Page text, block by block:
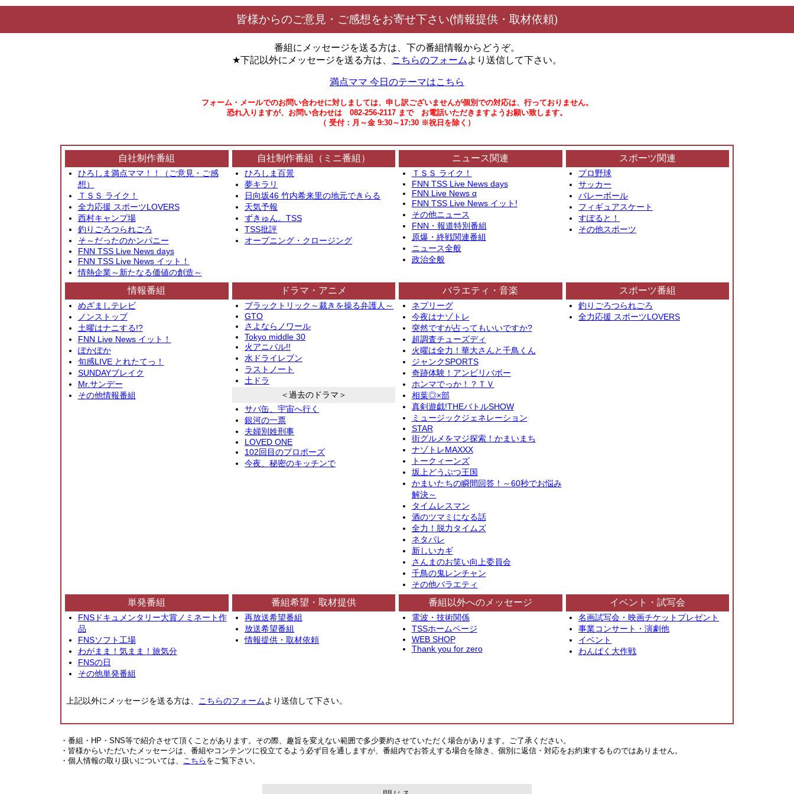
皆様からのご意見・ご感想をお寄せ下さい(情報提供・取材依頼)
番組にメッセージを送る方は、下の番組情報からどうぞ。
★下記以外にメッセージを送る方は、
こちらのフォーム より送信して下さい。
満点ママ 今日のテーマはこちら
フォーム・メールでのお問い合わせに対しましては、申し訳ございませんが個別での対応は、行っておりません。
恐れ入りますが、お問い合わせは 082-256-2117 まで お電話いただきますようお願い致します。
（ 受付：月～金 9:30～17:30 ※祝日を除く）
自社制作番組
ひろしま満点ママ！！（ご意見・ご感
想）
ＴＳＳ ライク！
全力応援 スポーツLOVERS
西村キャンプ場
釣りごろつられごろ
そ～だったのかンパニー
FNN TSS Live News days
FNN TSS Live News イット！
情熱企業～新たなる価値の創造～
自社制作番組（ミニ番組）
ひろしま百景
夢キラリ
日向坂46 竹内希来里の地元できらる
天気予報
ずきゅん。TSS
TSS批評
オープニング・クロージング
ニュース関連
ＴＳＳ ライク！
FNN TSS Live News days
FNN Live News α
FNN TSS Live News イット!
その他ニュース
FNN・報道特別番組
原爆・終戦関連番組
ニュース全般
政治全般
スポーツ関連
プロ野球
サッカー
バレーボール
フィギュアスケート
すぽると！
その他スポーツ
情報番組
めざましテレビ
ノンストップ
土曜はナニする!?
FNN Live News イット！
ぽかぽか
旬感LIVE とれたてっ！
SUNDAYブレイク
Mr.サンデー
その他情報番組
ドラマ・アニメ
ブラックトリック～裁きを操る弁護人～
GTO
さよならノワール
Tokyo middle 30
火アニバル!!
水ドライレブン
ラストノート
土ドラ
＜過去のドラマ＞
サバ缶、宇宙へ行く
銀河の一票
夫婦別姓刑事
LOVED ONE
102回目のプロポーズ
今夜、秘密のキッチンで
バラエティ・音楽
ネプリーグ
今夜はナゾトレ
突然ですが占ってもいいですか?
超調査チューズディ
火曜は全力！華大さんと千鳥くん
ジャンクSPORTS
奇跡体験！アンビリバボー
ホンマでっか！？ＴＶ
相葉◎×部
真剣遊戯!THEバトルSHOW
ミュージックジェネレーション
STAR
街グルメをマジ探索！かまいまち
ナゾトレMAXXX
トークィーンズ
坂上どうぶつ王国
かまいたちの瞬間回答！～60秒でお悩み
解決～
タイムレスマン
酒のツマミになる話
全力！脱力タイムズ
ネタパレ
新しいカギ
さんまのお笑い向上委員会
千鳥の鬼レンチャン
その他バラエティ
スポーツ番組
釣りごろつられごろ
全力応援 スポーツLOVERS
単発番組
FNSドキュメンタリー大賞ノミネート作
品
FNSソフト工場
わがまま！気まま！旅気分
FNSの日
その他単発番組
番組希望・取材提供
再放送希望番組
放送希望番組
情報提供・取材依頼
番組以外へのメッセージ
電波・技術関係
TSSホームページ
WEB SHOP
Thank you for zero
イベント・試写会
名画試写会・映画チケットプレゼント
事業コンサート・演劇他
イベント
わんぱく大作戦
上記以外にメッセージを送る方は、 こちらのフォームより送信して下さい。
・番組・HP・SNS等で紹介させて頂くことがあります。その際、趣旨を変えない範囲で多少要約させていただく場合があります。ご了承ください。
・皆様からいただいたメッセージは、番組やコンテンツに役立てるよう必ず目を通しますが、番組内でお答えする場合を除き、個別に返信・対応をお約束するものではありません。
・個人情報の取り扱いについては、
こちら をご覧下さい。